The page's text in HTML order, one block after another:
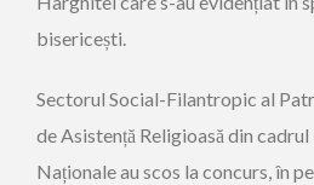
bisericești.
Sectorul Social-Filantropic al
de Asistență Religioasă din
Naționale au scos la concurs, în